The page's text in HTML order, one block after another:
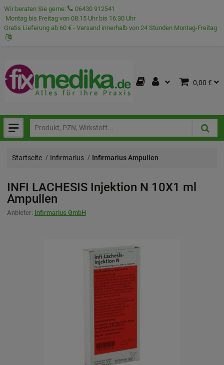
Wir beraten Sie gerne:
06430 912541
Montag bis Freitag von 08:15 Uhr bis 16:30 Uhr
Gratis Lieferung ab 60 € - Versand innerhalb von 24 Stunden Montag-Freitag
0,00 €
Startseite Infirmarius Infirmarius Ampullen
INFI LACHESIS Injektion N 10X1 ml
Ampullen
Anbieter: Infirmarius GmbH